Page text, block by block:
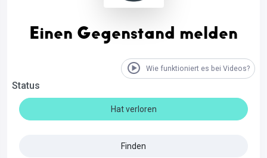
Einen Gegenstand melden
Wie funktioniert es bei Videos?
Status
Hat verloren
Finden